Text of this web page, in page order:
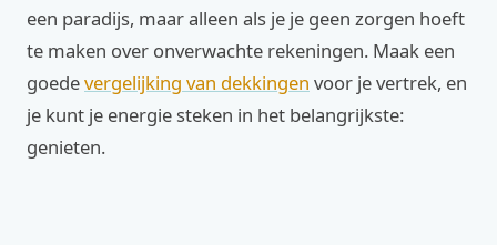
een paradijs, maar alleen als je je geen zorgen hoeft
te maken over onverwachte rekeningen. Maak een
goedevergelijking van dekkingen voor je vertrek, en
je kunt je energie steken in het belangrijkste:
genieten.